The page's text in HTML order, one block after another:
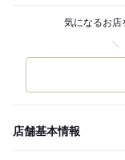
気になるお店
店舗基本情報